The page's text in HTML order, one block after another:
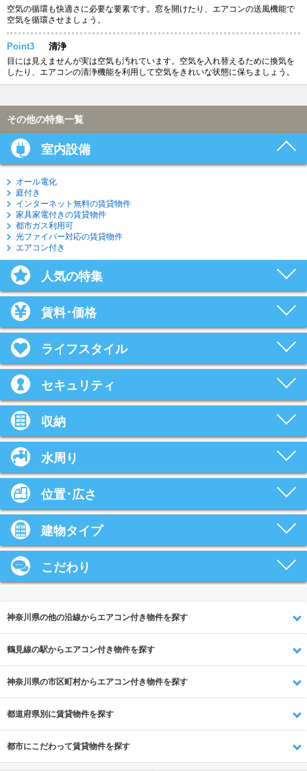
空気の循環も快適さに必要な要素です。窓を開けたり、エアコンの送風機能で
空気を循環させましょう。
Point3 清浄
目には見えませんが実は空気も汚れています。空気を入れ替えるために換気を
したり、エアコンの清浄機能を利用して空気をきれいな状態に保ちましょう。
その他の特集一覧
室内設備
オール電化
庭付き
インターネット無料の賃貸物件
家具家電付きの賃貸物件
都市ガス利用可
光ファイバー対応の賃貸物件
エアコン付き
人気の特集
賃料･価格
ライフスタイル
セキュリティ
収納
水周り
位置･広さ
建物タイプ
こだわり
神奈川県の他の沿線からエアコン付き物件を探す
鶴見線の駅からエアコン付き物件を探す
神奈川県の市区町村からエアコン付き物件を探す
都道府県別に賃貸物件を探す
都市にこだわって賃貸物件を探す